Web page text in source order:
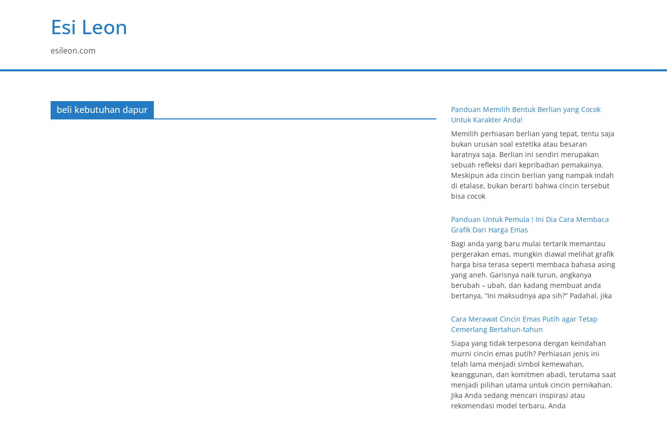
Esi Leon
esileon.com
beli kebutuhan dapur
Panduan Memilih Bentuk Berlian yang Cocok
Untuk Karakter Anda!
Memilih perhiasan berlian yang tepat, tentu saja
bukan urusan soal estetika atau besaran
karatnya saja. Berlian ini sendiri merupakan
sebuah refleksi dari kepribadian pemakainya.
Meskipun ada cincin berlian yang nampak indah
di etalase, bukan berarti bahwa cincin tersebut
bisa cocok
Panduan Untuk Pemula ! Ini Dia Cara Membaca
Grafik Dari Harga Emas
Bagi anda yang baru mulai tertarik memantau
pergerakan emas, mungkin diawal melihat grafik
harga bisa terasa seperti membaca bahasa asing
yang aneh. Garisnya naik turun, angkanya
berubah – ubah, dan kadang membuat anda
bertanya, “Ini maksudnya apa sih?” Padahal, jika
Cara Merawat Cincin Emas Putih agar Tetap
Cemerlang Bertahun-tahun
Siapa yang tidak terpesona dengan keindahan
murni cincin emas putih? Perhiasan jenis ini
telah lama menjadi simbol kemewahan,
keanggunan, dan komitmen abadi, terutama saat
menjadi pilihan utama untuk cincin pernikahan.
Jika Anda sedang mencari inspirasi atau
rekomendasi model terbaru, Anda